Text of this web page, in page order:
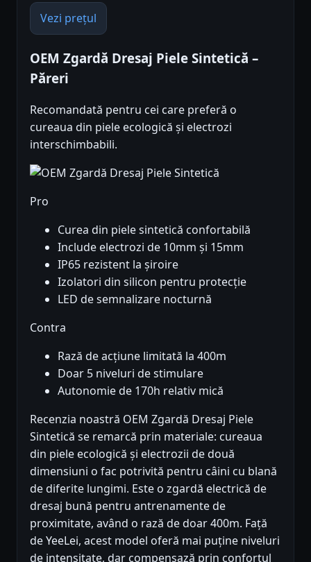
Vezi prețul
OEM Zgardă Dresaj Piele Sintetică –
Păreri
Recomandată pentru cei care preferă o
cureaua din piele ecologică și electrozi
interschimbabili.
Pro
Curea din piele sintetică confortabilă
Include electrozi de 10mm și 15mm
IP65 rezistent la șiroire
Izolatori din silicon pentru protecție
LED de semnalizare nocturnă
Contra
Rază de acțiune limitată la 400m
Doar 5 niveluri de stimulare
Autonomie de 170h relativ mică
Recenzia noastră OEM Zgardă Dresaj Piele
Sintetică se remarcă prin materiale: cureaua
din piele ecologică și electrozii de două
dimensiuni o fac potrivită pentru câini cu blană
de diferite lungimi. Este o zgardă electrică de
dresaj bună pentru antrenamente de
proximitate, având o rază de doar 400m. Față
de YeeLei, acest model oferă mai puține niveluri
de intensitate, dar compensază prin confortul